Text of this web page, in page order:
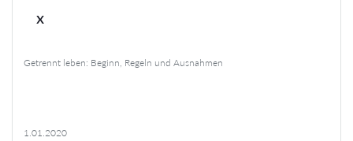
x
Getrennt leben: Beginn, Regeln und Ausnahmen
1.01.2020